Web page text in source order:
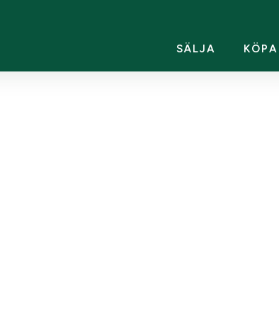
SÄLJA KÖPA